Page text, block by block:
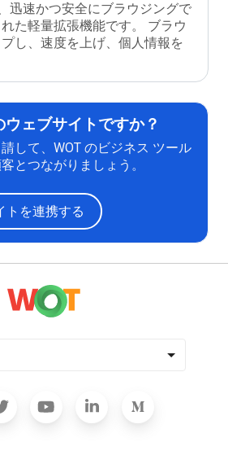
迅速かつ安全にブラウジングで
た軽量拡張機能です。 ブラウ
し、速度を上げ、個人情報を
ェブサイトですか？
して、WOT のビジネス ツール
とつながりましょう。
トを連携する